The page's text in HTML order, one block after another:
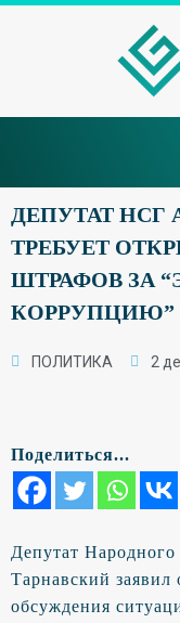
ДЕПУТАТ НСГ
ТРЕБУЕТ
ШТРАФОВ ЗА
КОРРУПЦИЮ”
ПОЛИТИКА 2
Поделиться...
Депутат
Тарнавский заявил
обсуждения